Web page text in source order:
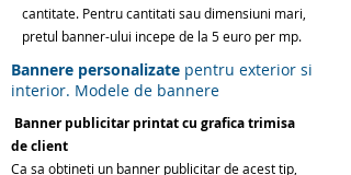
cantitate. Pentru cantitati sau dimensiuni mari,
pretul banner-ului incepe de la 5 euro per mp.
Bannere personalizate pentru exterior si
interior. Modele de bannere
Banner publicitar printat cu grafica trimisa
de client
Ca sa obtineti un banner publicitar de acest tip,